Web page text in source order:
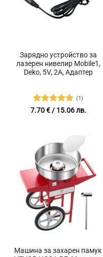
Зарядно устройство за
лазерен нивелир Mobile1,
Deko, 5V, 2A, Адаптер
Оценено с
(1)
7.70€/ 15.06 лв.
Машина за захарен памук